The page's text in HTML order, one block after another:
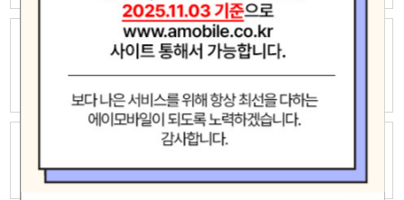
놀라운(Amazing)
우리는 고객중심 능력은 고객을 위해 다양한
시각에서 만들어진놀라운상품을
제공합니다.
노력하겠습니다.